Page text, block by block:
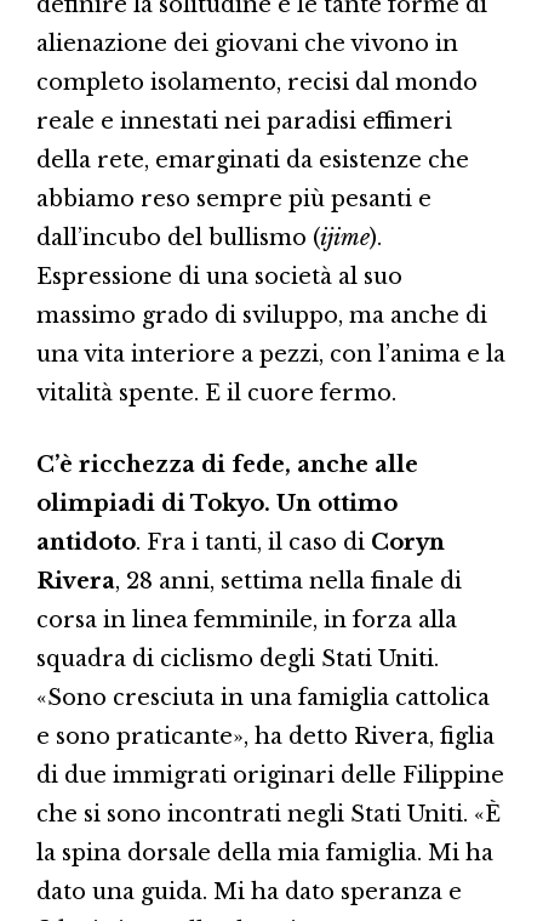
alienazione dei giovani che vivono in
completo isolamento, recisi dal mondo
reale e innestati nei paradisi effimeri
della rete, emarginati da esistenze che
abbiamo reso sempre più pesanti e
dall’incubo del bullismo (ijime).
Espressione di una società al suo
massimo grado di sviluppo, ma anche di
una vita interiore a pezzi, con l’anima e la
vitalità spente. E il cuore fermo.
C’è ricchezza di fede, anche alle
olimpiadi di Tokyo. Un ottimo
antidoto. Fra i tanti, il caso di Coryn
Rivera, 28 anni, settima nella finale di
corsa in linea femminile, in forza alla
squadra di ciclismo degli Stati Uniti.
«Sono cresciuta in una famiglia cattolica
e sono praticante», ha detto Rivera, figlia
di due immigrati originari delle Filippine
che si sono incontrati negli Stati Uniti. «È
la spina dorsale della mia famiglia. Mi ha
dato una guida. Mi ha dato speranza e